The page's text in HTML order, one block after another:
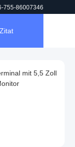
755-86007346
Zitat
mit 5,5 Zoll